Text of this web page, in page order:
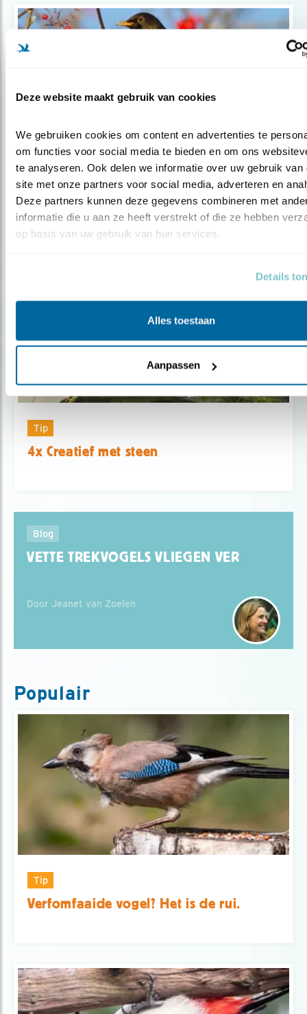
Deze website maakt gebruik van cookies
We gebruiken cookies om content en advertenties te
om functies voor social media te bieden en om ons
te analyseren. Ook delen we informatie over uw gebruik van
site met onze partners voor social media, adverteren en
Deze partners kunnen deze gegevens combineren met
informatie die u aan ze heeft verstrekt of die ze hebben
op basis van uw gebruik van hun services.
Details
Alles toestaan
Aanpassen
Tip
Plant een boom: de sleutel naar geluk
Tip
4x Creatief met steen
Blog
VETTE TREKVOGELS VLIEGEN VER
Door Jeanet van Zoelen
Populair
Tip
Verfomfaaide vogel? Het is de rui.